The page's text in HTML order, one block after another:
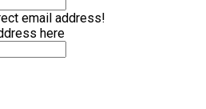
email address!
here